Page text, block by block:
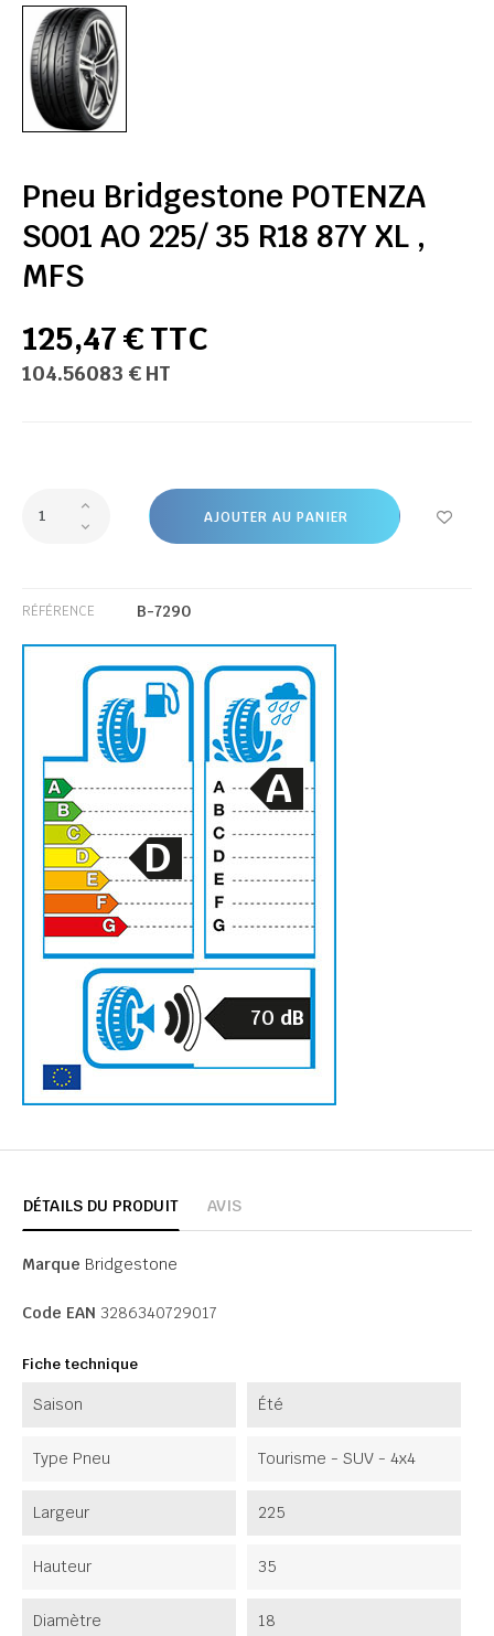
Pneu Bridgestone POTENZA
S001 AO 225/ 35 R18 87Y XL ,
MFS
125,47 € TTC
104.56083 € HT
AJOUTER AU PANIER
RÉFÉRENCE B-7290
D
A
70 dB
DÉTAILS DU PRODUIT AVIS
Marque Bridgestone
Code EAN 3286340729017
Fiche technique
Saison Été
Type Pneu Tourisme - SUV - 4x4
Largeur 225
Hauteur 35
Diamètre 18